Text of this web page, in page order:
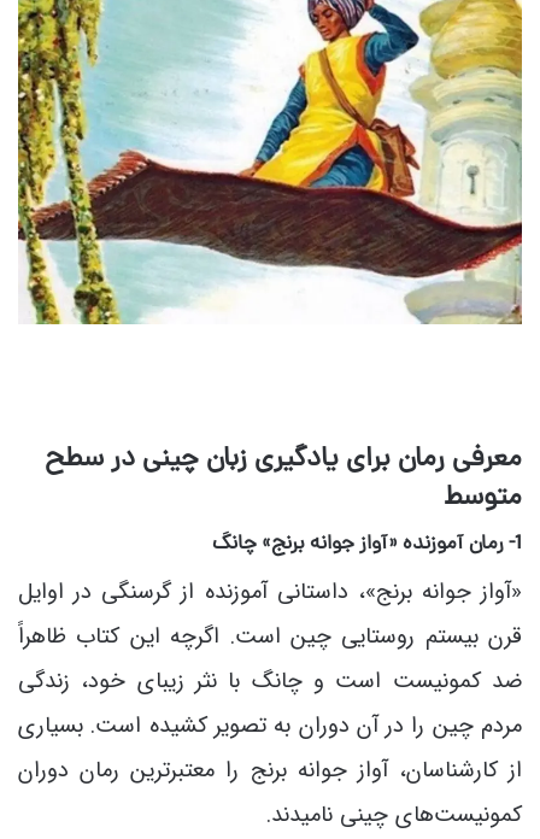
معرفی رمان برای یادگیری زبان چینی در سطح
متوسط
1- رمان آموزنده «آواز جوانه برنج» چانگ
«آواز جوانه برنج»، داستانی آموزنده از گرسنگی در اوایل
قرن بیستم روستایی چین است. اگرچه این کتاب ظاهراً
ضد کمونیست است و چانگ با نثر زیبای خود، زندگی
مردم چین را در آن دوران به تصویر کشیده است. بسیاری
از کارشناسان، آواز جوانه برنج را معتبرترین رمان دوران
کمونیست‌های چینی نامیدند.